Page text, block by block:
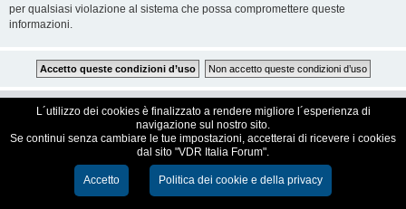
per qualsiasi violazione al sistema che possa compromettere queste
informazioni.
VDR Italia, comunità italiana utilizzatori VDR
Creato daphpBB® Forum Software © phpBB Limited
Traduzione ItalianaphpBB-Italia.it
L´utilizzo dei cookies è finalizzato a rendere migliore l´esperienza di
navigazione sul nostro sito.
Se continui senza cambiare le tue impostazioni, accetterai di ricevere i cookies
dal sito "VDR Italia Forum".
Accetto Politica dei cookie e della privacy